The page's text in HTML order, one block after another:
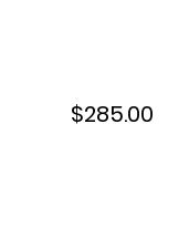
$285.00